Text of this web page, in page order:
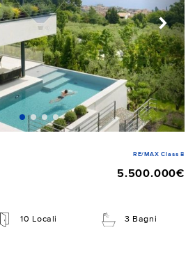
RE/MAX Class 8
5.500.000€
10 Locali 3 Bagni